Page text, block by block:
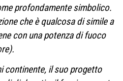
profondamente simbolico.
che è qualcosa di simile a
con una potenza di fuoco
continente, il suo progetto